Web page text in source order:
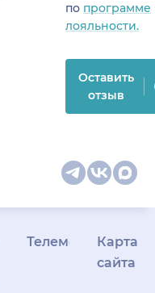
по программе
лояльности.
Оставить
отзыв
Телемедицина
Карта
сайта